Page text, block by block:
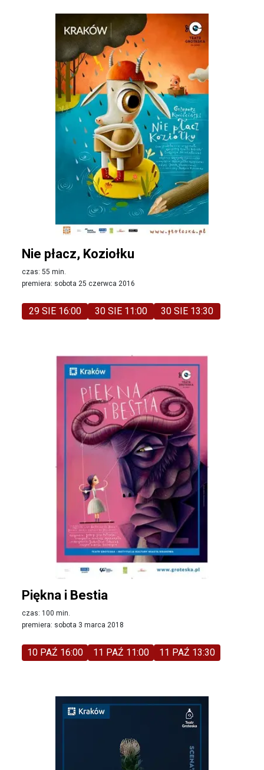
Nie płacz, Koziołku
czas: 55 min.
premiera: sobota 25 czerwca 2016
29 SIE 16:00 30 SIE 11:00 30 SIE 13:30
Piękna i Bestia
czas: 100 min.
premiera: sobota 3 marca 2018
10 PAŹ 16:00 11 PAŹ 11:00 11 PAŹ 13:30